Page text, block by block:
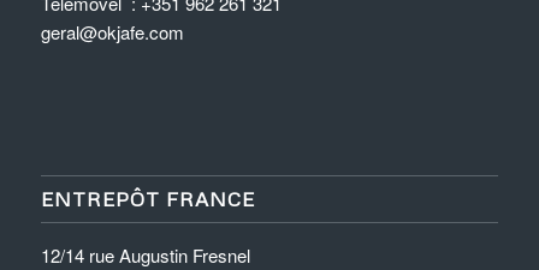
geral@okjafe.com
ENTREPÔT FRANCE
12/14 rue Augustin Fresnel